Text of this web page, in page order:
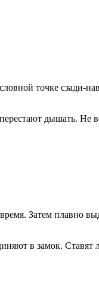
точке сзади-
дышать. Не
Затем плавно
в замок. Ставят